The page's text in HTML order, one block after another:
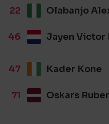
22 Olabanjo
46 Jayen Victor
47 Kader Kone
71 Oskars